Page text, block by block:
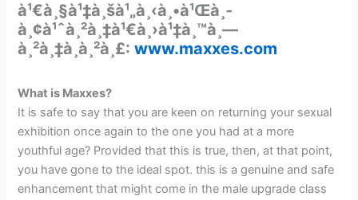
à¹€à¸§à¹‡à¸šà¹„à¸‹à¸•à¹Œà¸­
à¸¢à¹ˆà¸²à¸‡à¹€à¸›à¹‡à¸™à¸—
à¸²à¸‡à¸à¸²à¸£:www.maxxes.com
What is Maxxes?
It is safe to say that you are keen on returning your sexual
exhibition once again to the one you had at a more
youthful age? Provided that this is true, then, at that point,
you have gone to the ideal spot. this is a genuine and safe
enhancement that might come in the male upgrade class